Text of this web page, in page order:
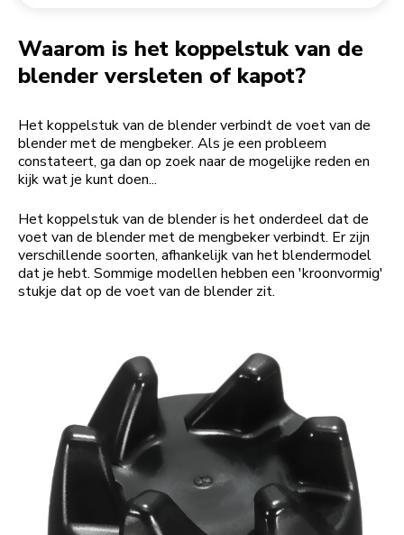
Waarom is het koppelstuk van de
blender versleten of kapot?
Het koppelstuk van de blender verbindt de voet van de
blender met de mengbeker. Als je een probleem
constateert, ga dan op zoek naar de mogelijke reden en
kijk wat je kunt doen...
Het koppelstuk van de blender is het onderdeel dat de
voet van de blender met de mengbeker verbindt. Er zijn
verschillende soorten, afhankelijk van het blendermodel
dat je hebt. Sommige modellen hebben een 'kroonvormig'
stukje dat op de voet van de blender zit.